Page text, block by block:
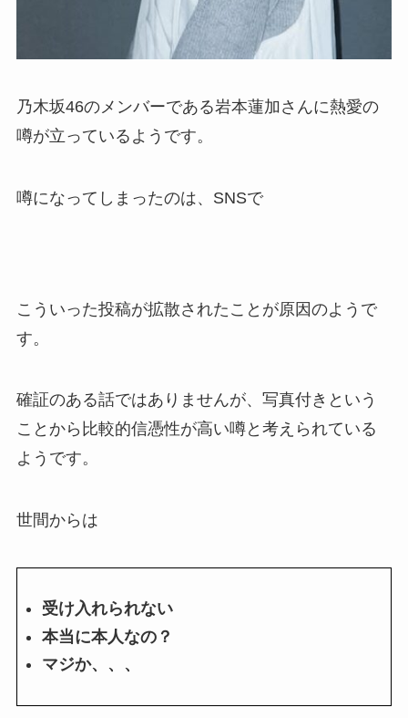
乃木坂46のメンバーである岩本蓮加さんに熱愛の
噂が立っているようです。
噂になってしまったのは、SNSで
こういった投稿が拡散されたことが原因のようで
す。
確証のある話ではありませんが、写真付きという
ことから比較的信憑性が高い噂と考えられている
ようです。
世間からは
受け入れられない
本当に本人なの？
マジか、、、